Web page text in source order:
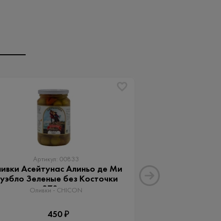
Артикул: 00833
Асейтунас Алиньо де Ми
Зеленые без Косточки
370 мл
Оливки - CHICON
450 ₽